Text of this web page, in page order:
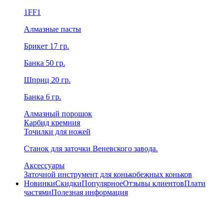
1FF1
Алмазные пасты
Брикет 17 гр.
Банка 50 гр.
Шприц 20 гр.
Банка 6 гр.
Алмазный порошок
Карбид кремния
Точилки для ножей
Станок для заточки Веневского завода.
Аксессуары
Заточной инструмент для конькобежных коньков
НовинкиСкидкиПопулярноеОтзывы клиентовПлати
частямиПолезная информация